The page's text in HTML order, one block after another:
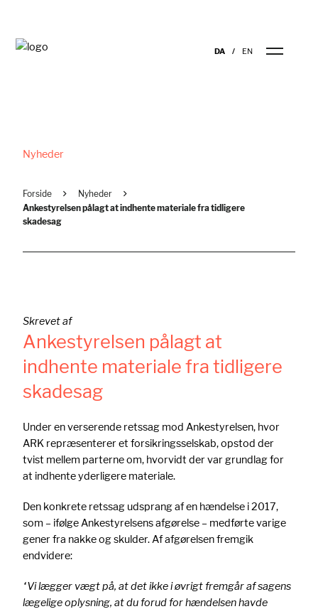
DA EN
Nyheder
Forside
Nyheder
Ankestyrelsen pålagt at indhente materiale fra tidligere
skadesag
Skrevet af
Ankestyrelsen pålagt at
indhente materiale fra tidligere
skadesag
Under en verserende retssag mod Ankestyrelsen, hvor
ARK repræsenterer et forsikringsselskab, opstod der
tvist mellem parterne om, hvorvidt der var grundlag for
at indhente yderligere materiale.
Den konkrete retssag udsprang af en hændelse i 2017,
som – ifølge Ankestyrelsens afgørelse – medførte varige
gener fra nakke og skulder. Af afgørelsen fremgik
endvidere:
“Vi lægger vægt på, at det ikke i øvrigt fremgår af sagens
lægelige oplysning, at du forud for hændelsen havde